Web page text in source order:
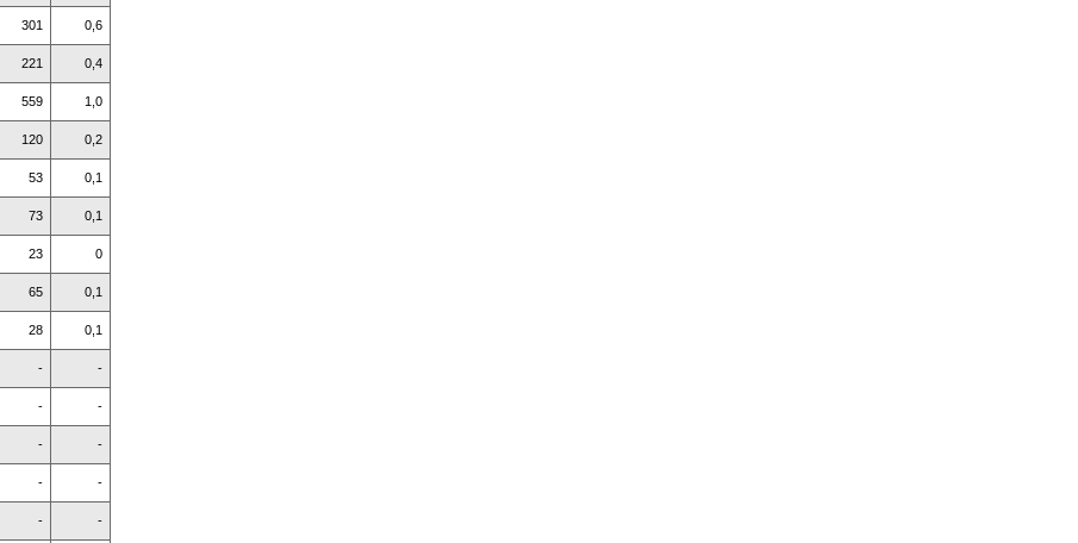
301 0,6
221 0,4
559 1,0
120 0,2
53 0,1
73 0,1
23 0
65 0,1
28 0,1
- -
- -
- -
- -
- -